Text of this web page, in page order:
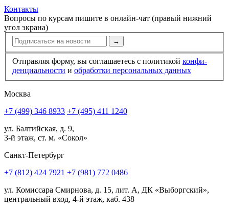
Контакты
Вопросы по курсам пишите в онлайн-чат (правый нижний
угол экрана)
→
Отправляя форму, вы соглашаетесь с политикой конфи­
ден­циальности и обработки персональных данных
Москва
+7 (499) 346 8933 +7 (495) 411 1240
ул. Балтийская, д. 9,
3-й этаж, ст. м. «Сокол»
Санкт-Петербург
+7 (812) 424 7921 +7 (981) 772 0486
ул. Комиссара Смирнова, д. 15, лит. А, ДК «Выборгский»,
центральный вход, 4-й этаж, каб. 438